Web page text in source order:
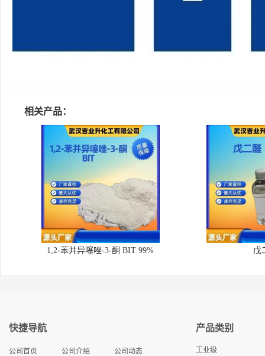
相关产品：
1,2-苯并异噻唑-3-酮 BIT 99% 戊
快捷导航
公司首页 公司介绍 公司动态
产品类别
工业级